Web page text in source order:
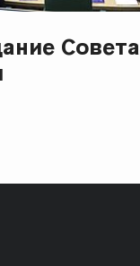
Совета